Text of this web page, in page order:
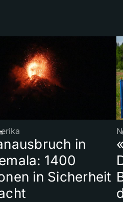
in
1400
in Sicherheit